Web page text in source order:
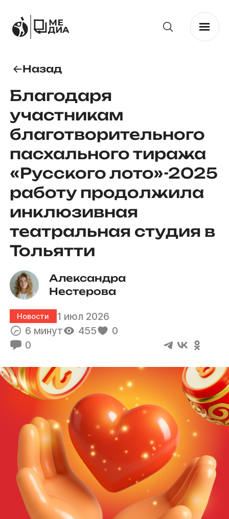
Назад
Благодаря
участникам
благотворительного
пасхального тиража
«Русского лото»-2025
работу продолжила
инклюзивная
театральная студия в
Тольятти
Александра
Нестерова
Новости
1 июл 2026
6 минут
455
0
0